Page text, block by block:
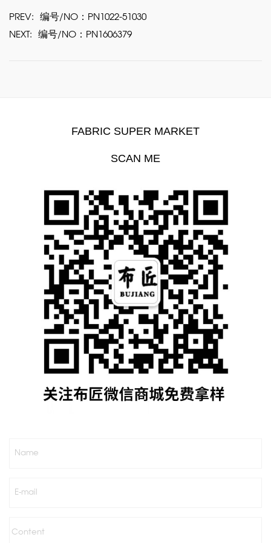
PREV: 编号/NO：PN1022-51030
NEXT: 编号/NO：PN1606379
FABRIC SUPER MARKET
SCAN ME
Name
E-mail
Content